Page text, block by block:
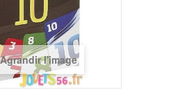
Agrandir l'image